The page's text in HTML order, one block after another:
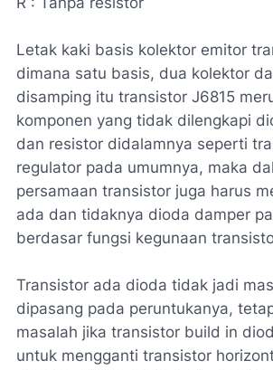
Letak kaki basis kolektor emitor
dimana satu basis, dua kolektor
disamping itu transistor J6815
komponen yang tidak dilengkapi
dan resistor didalamnya seperti
regulator pada umumnya, maka
persamaan transistor juga harus
ada dan tidaknya dioda damper
berdasar fungsi kegunaan
Transistor ada dioda tidak jadi
dipasang pada peruntukanya,
masalah jika transistor build in
untuk mengganti transistor